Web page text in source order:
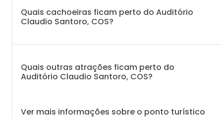
Quais cachoeiras ficam perto do Auditório
Claudio Santoro, COS?
Quais outras atrações ficam perto do
Auditório Claudio Santoro, COS?
Ver mais informações sobre o ponto turístico